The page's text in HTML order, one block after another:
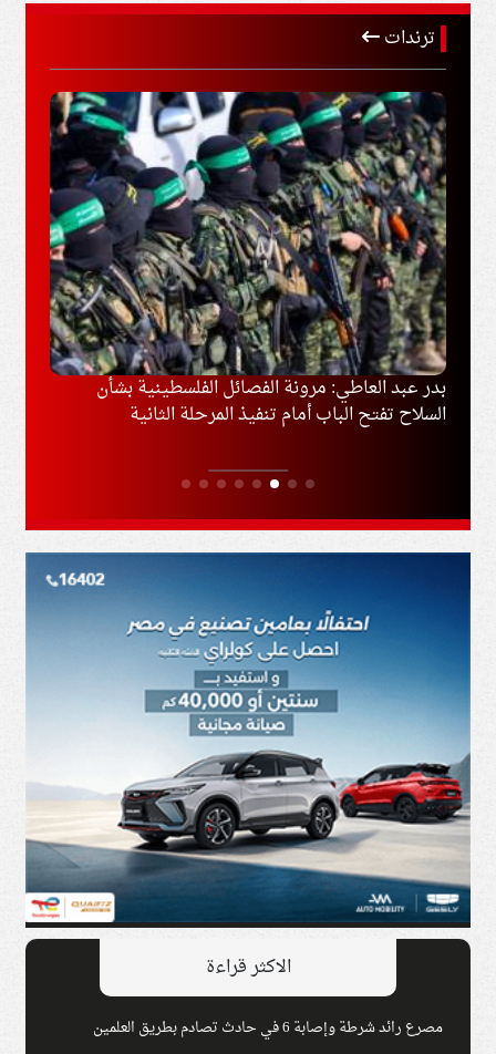
ترندات
بدر عبد العاطي: مرونة الفصائل الفلسطينية بشأن
السلاح تفتح الباب أمام تنفيذ المرحلة الثانية
الاكثر قراءة
مصرع رائد شرطة وإصابة 6 في حادث تصادم بطريق العلمين